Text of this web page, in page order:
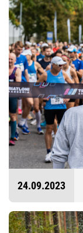
24.09.2023